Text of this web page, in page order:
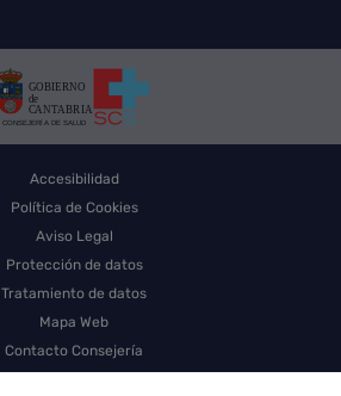
Accesibilidad
Política de Cookies
Aviso Legal
Protección de datos
Tratamiento de datos
Mapa Web
Contacto Consejería